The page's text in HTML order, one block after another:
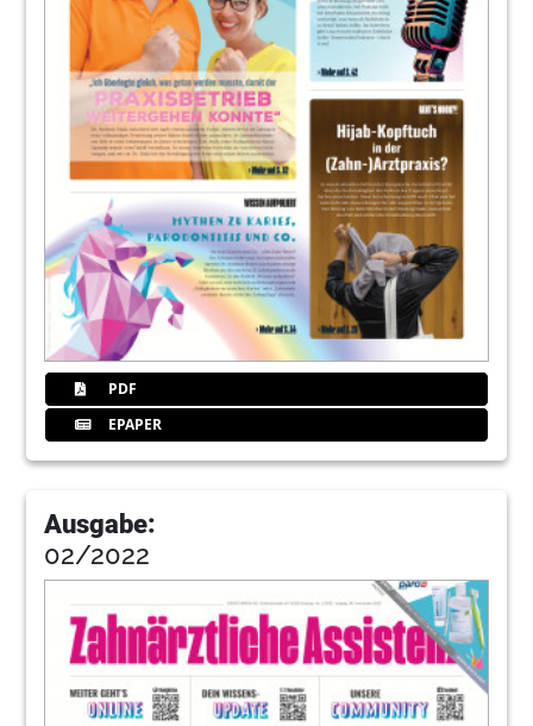
PDF
EPAPER
Ausgabe:
02/2022